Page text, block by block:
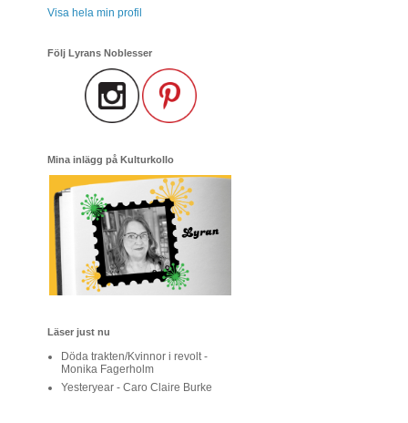
Visa hela min profil
Följ Lyrans Noblesser
Mina inlägg på Kulturkollo
Läser just nu
Döda trakten/Kvinnor i revolt -
Monika Fagerholm
Yesteryear - Caro Claire Burke